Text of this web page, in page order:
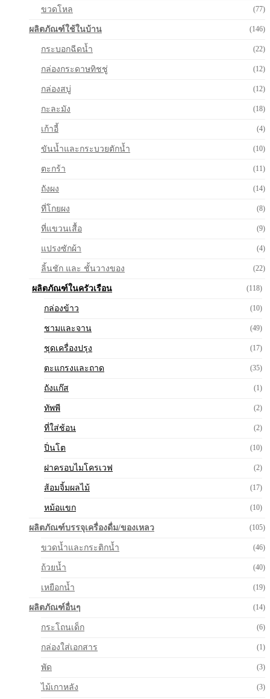
ขวดโหล (77)
ผลิตภัณฑ์ใช้ในบ้าน (146)
กระบอกฉีดน้ำ (22)
กล่องกระดาษทิชชู่ (12)
กล่องสบู่ (12)
กะละมัง (18)
เก้าอี้ (4)
ขันน้ำและกระบวยตักน้ำ (10)
ตะกร้า (11)
ถังผง (14)
ที่โกยผง (8)
ที่แขวนเสื้อ (9)
แปรงซักผ้า (4)
ลิ้นชัก และ ชั้นวางของ (22)
ผลิตภัณฑ์ในครัวเรือน (118)
กล่องข้าว (10)
ชามและจาน (49)
ชุดเครื่องปรุง (17)
ตะแกรงและถาด (35)
ถังแก๊ส (1)
ทัพพี (2)
ที่ใส่ช้อน (2)
ปิ่นโต (10)
ฝาครอบไมโครเวฟ (2)
ส้อมจิ้มผลไม้ (17)
หม้อแขก (10)
ผลิตภัณฑ์บรรจุเครื่องดื่ม/ของเหลว (105)
ขวดน้ำและกระติกน้ำ (46)
ถ้วยน้ำ (40)
เหยือกน้ำ (19)
ผลิตภัณฑ์อื่นๆ (14)
กระโถนเด็ก (6)
กล่องใส่เอกสาร (1)
พัด (3)
ไม้เกาหลัง (3)